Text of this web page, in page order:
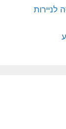
לניירות